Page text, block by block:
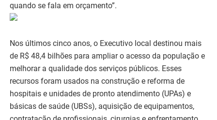
quando se fala em orçamento”.
Nos últimos cinco anos, o Executivo local destinou mais
de R$ 48,4 bilhões para ampliar o acesso da população e
melhorar a qualidade dos serviços públicos. Esses
recursos foram usados na construção e reforma de
hospitais e unidades de pronto atendimento (UPAs) e
básicas de saúde (UBSs), aquisição de equipamentos,